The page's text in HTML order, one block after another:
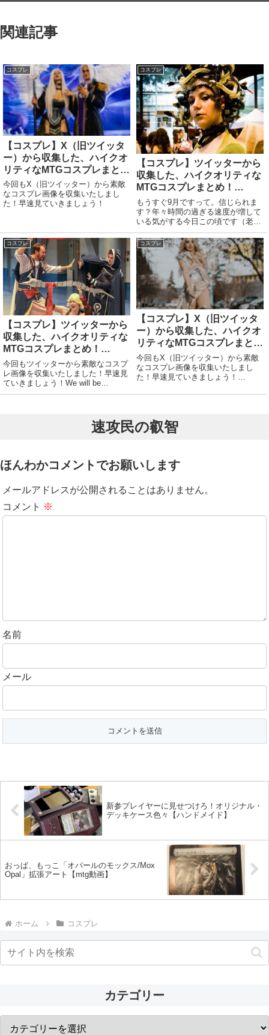
関連記事
コスプレ
【コスプレ】X（旧ツイッタ
ー）から収集した、ハイクオ
リティなMTGコスプレまと
め！【MTG画像】
今回もX（旧ツイッター）から素敵
なコスプレ画像を収集いたしまし
た！早速見ていきましょう！
コスプレ
【コスプレ】ツイッターから
収集した、ハイクオリティな
MTGコスプレまとめ！
【MTG画像】
もうすぐ9月ですって。信じられま
す？年々時間の過ぎる速度が増して
いる気がする今日この頃です（老
化）という事で今回もツイッターか
ら素敵なコスプレ画像を収集いたし
ました！早速見ていきましょう！In
case any of you were ru...
コスプレ
【コスプレ】ツイッターから
収集した、ハイクオリティな
MTGコスプレまとめ！
【MTG画像】
今回もツイッターから素敵なコスプ
レ画像を収集いたしました！早速見
ていきましょう！We will be
attending #MTGPhoenix - well, 2/3
コスプレ
【コスプレ】X（旧ツイッタ
ー）から収集した、ハイクオ
リティなMTGコスプレまと
め！【MTG画像】
今回もX（旧ツイッター）から素敵
なコスプレ画像を収集いたしまし
た！早速見ていきましょう！
is definitely at #mcvegas onstage
速攻民の叡智
ほんわかコメントでお願いします
メールアドレスが公開されることはありません。
コメント ※
名前
メール
新参プレイヤーに見せつけろ！オリジナル・
デッキケース色々【ハンドメイド】
おっぱ、もっこ「オパールのモックス/Mox
Opal」拡張アート【mtg動画】
ホーム コスプレ
カテゴリー